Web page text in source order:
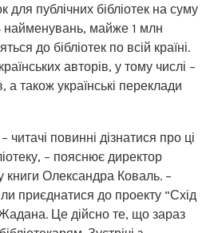
для публічних бібліотек на суму
найменувань, майже 1 млн
до бібліотек по всій країні.
авторів, у тому числі –
а також українські переклади
повинні дізнатися про ці
– пояснює директор
книги Олександра Коваль. –
приєднатися до проекту “Схід
Це дійсно те, що зараз